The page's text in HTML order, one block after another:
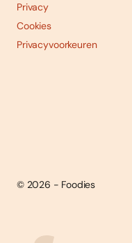
Privacy
Cookies
Privacyvoorkeuren
© 2026 - Foodies